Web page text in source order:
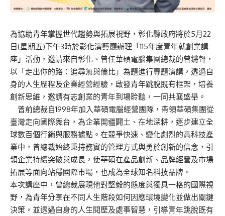
為協助青年掌握世代趨勢與拓展視野，彰化縣政府將於5月22
日(星期五)下午3時於彰化演藝廳辦理「115年度青年就創業講
座」活動，邀請來自彰化、曾任華碩電腦集團總裁的曾鏘聲，
以「走出你的路：追尋無與倫比」為題進行專題演講，透過自
身的人生歷程及企業經營經驗，啟發青年跳脫既有框架，培養
創新思維，邀請有志創業的青年到場聆聽，一同共襄盛舉。
曾前總裁自1998年加入華碩電腦經營團隊，帶領華碩集團從
臺灣走向國際舞台，為企業開疆闢土、在地深耕，逐步建立全
球數百個行銷與服務據點。在競爭快速、變化劇烈的高科技產
業中，曾總裁始終秉持務實的管理方式與勇於創新的信念，引
領企業持續突破與成長，使華碩在產品創新、品牌經營及市場
拓展等面向站穩國際市場，也成為全球知名科技品牌。
本次講座中，曾總裁展現他對堅毅的態度與獨具一格的國際視
野，為青年分享在不同人生階段如何因應環境變化並做出關鍵
決策，並透過自身的人生閱歷及處事智慧，引導青年跳脫既有